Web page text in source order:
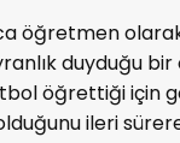
öğretmen
duyduğu
öğrettiği için
ileri